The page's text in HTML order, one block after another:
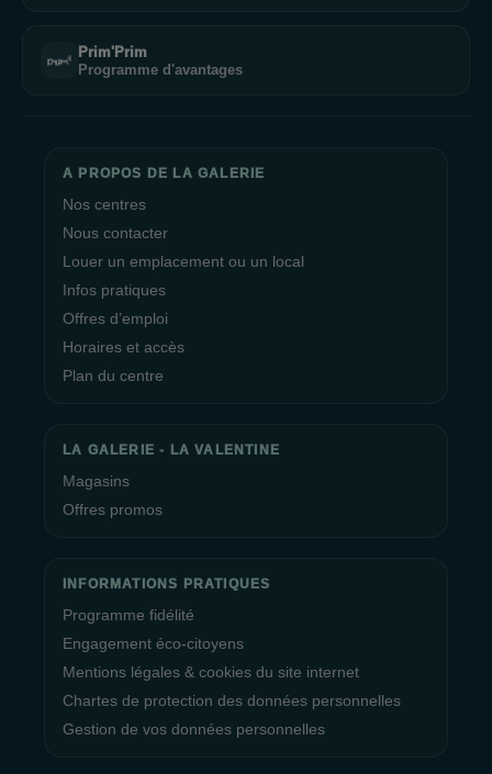
Prim'Prim
Programme d'avantages
A PROPOS DE LA GALERIE
Nos centres
Nous contacter
Louer un emplacement ou un local
Infos pratiques
Offres d’emploi
Horaires et accès
Plan du centre
LA GALERIE - LA VALENTINE
Magasins
Offres promos
INFORMATIONS PRATIQUES
Programme fidélité
Engagement éco-citoyens
Mentions légales & cookies du site internet
Chartes de protection des données personnelles
Gestion de vos données personnelles